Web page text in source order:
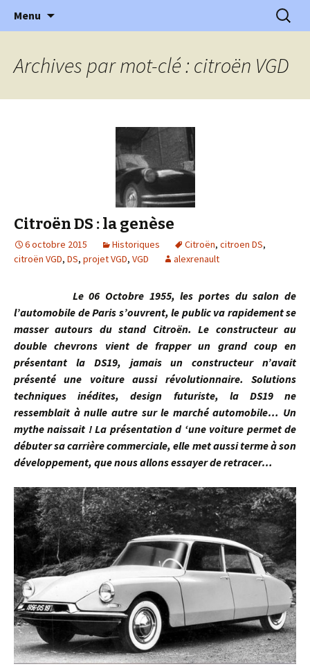
l'Automobile Ancienne
l'automobile ancienne : articles, historiques
…
Menu
Archives par mot-clé : citroën VGD
Citroën DS : la genèse
6 octobre 2015 Historiques Citroën, citroen DS,
citroën VGD, DS, projet VGD, VGD alexrenault
Le 06 Octobre 1955, les portes du salon de
l’automobile de Paris s’ouvrent, le public va rapidement se
masser autours du stand Citroën. Le constructeur au
double chevrons vient de frapper un grand coup en
présentant la DS19, jamais un constructeur n’avait
présenté une voiture aussi révolutionnaire. Solutions
techniques inédites, design futuriste, la DS19 ne
ressemblait à nulle autre sur le marché automobile… Un
mythe naissait ! La présentation d ‘une voiture permet de
débuter sa carrière commerciale, elle met aussi terme à son
développement, que nous allons essayer de retracer…